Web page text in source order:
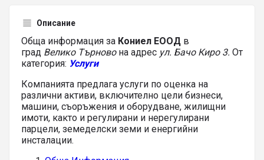
Описание
Обща информация за Кониел ЕООД в
град Велико Търново на адрес ул. Бачо Киро 3. От
категория: Услуги
Компанията предлага услуги по оценка на
различни активи, включително цели бизнеси,
машини, съоръжения и оборудване, жилищни
имоти, както и регулирани и нерегулирани
парцели, земеделски земи и енергийни
инсталации.